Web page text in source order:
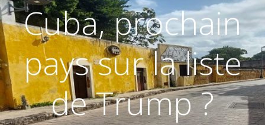
Cuba, prochain
pays sur la liste
de Trump ?